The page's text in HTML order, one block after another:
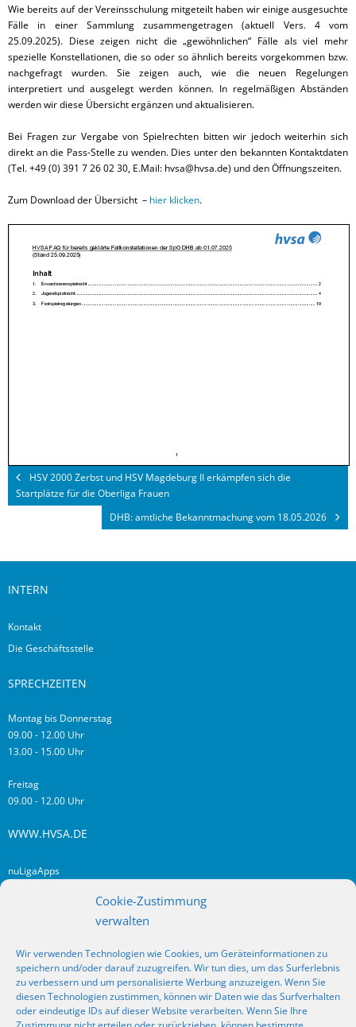
Cookie-Zustimmung
verwalten
Wir verwenden Technologien wie Cookies, um Geräteinformationen zu
speichern und/oder darauf zuzugreifen. Wir tun dies, um das Surferlebnis
zu verbessern und um personalisierte Werbung anzuzeigen. Wenn Sie
diesen Technologien zustimmen, können wir Daten wie das Surfverhalten
oder eindeutige IDs auf dieser Website verarbeiten. Wenn Sie Ihre
Wie bereits auf der Vereinsschulung mitgeteilt haben wir einige ausgesuchte
Fälle in einer Sammlung zusammengetragen (aktuell Vers. 4 vom
25.09.2025). Diese zeigen nicht die „gewöhnlichen“ Fälle als viel mehr
spezielle Konstellationen, die so oder so ähnlich bereits vorgekommen bzw.
nachgefragt wurden. Sie zeigen auch, wie die neuen Regelungen
interpretiert und ausgelegt werden können. In regelmäßigen Abständen
werden wir diese Übersicht ergänzen und aktualisieren.
Bei Fragen zur Vergabe von Spielrechten bitten wir jedoch weiterhin sich
direkt an die Pass-Stelle zu wenden. Dies unter den bekannten Kontaktdaten
(Tel. +49 (0) 391 7 26 02 30, E.Mail: hvsa@hvsa.de) und den Öffnungszeiten.
Zum Download der Übersicht – hier klicken.
HSV 2000 Zerbst und HSV Magdeburg II erkämpfen sich die
Startplätze für die Oberliga Frauen
DHB: amtliche Bekanntmachung vom 18.05.2026
INTERN
Kontakt
Die Geschäftsstelle
SPRECHZEITEN
Montag bis Donnerstag
09.00 - 12.00 Uhr
13.00 - 15.00 Uhr
Freitag
09.00 - 12.00 Uhr
WWW.HVSA.DE
nuLigaApps
RSS
Fragen? Kontakt!
SOCIAL MEDIA